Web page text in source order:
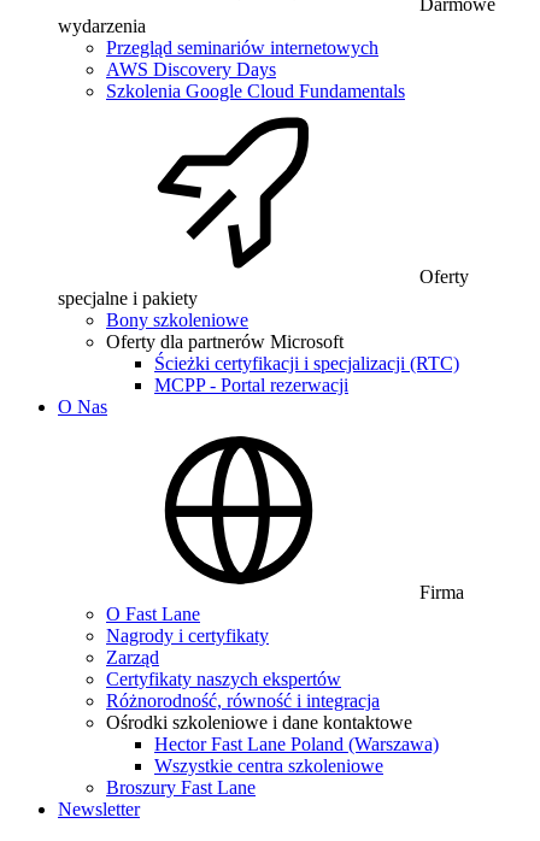
Darmowe
wydarzenia
Przegląd seminariów internetowych
AWS Discovery Days
Szkolenia Google Cloud Fundamentals
Oferty
specjalne i pakiety
Bony szkoleniowe
Oferty dla partnerów Microsoft
Ścieżki certyfikacji i specjalizacji (RTC)
MCPP - Portal rezerwacji
O Nas
Firma
O Fast Lane
Nagrody i certyfikaty
Zarząd
Certyfikaty naszych ekspertów
Różnorodność, równość i integracja
Ośrodki szkoleniowe i dane kontaktowe
Hector Fast Lane Poland (Warszawa)
Wszystkie centra szkoleniowe
Broszury Fast Lane
Newsletter